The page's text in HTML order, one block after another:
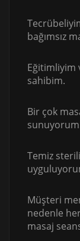
bağımsız
Eğitimliyim
sahibim.
Bir çok
Temiz
Müşteri
nedenle
masaj